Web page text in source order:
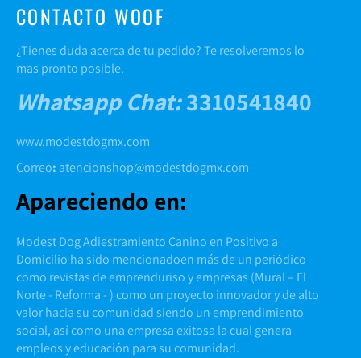
CONTACTO WOOF
¿Tienes duda acerca de tu pedido? Te resolveremos lo
mas pronto posible.
Whatsapp Chat:3310541840
www.modestdogmx.com
Correo: atencionshop@modestdogmx.com
Apareciendo en:
Modest Dog Adiestramiento Canino en Positivo a
Domicilio ha sido mencionadoen más de un periódico
como revistas de emprenduriso y empresas (Mural– El
Norte - Reforma- ) como un proyecto innovador y de alto
valor hacia su comunidad siendo un emprendimiento
social, así como una empresa exitosa la cual genera
empleos y educación para su comunidad.